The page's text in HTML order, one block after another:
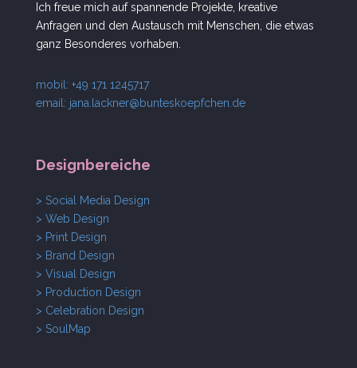
Ich freue mich auf spannende Projekte, kreative
Anfragen und den Austausch mit Menschen, die etwas
ganz Besonderes vorhaben.
mobil: +49 171 1245717
email: jana.lackner@bunteskoepfchen.de
Designbereiche
> Social Media Design
> Web Design
> Print Design
> Brand Design
> Visual Design
> Production Design
> Celebration Design
> SoulMap